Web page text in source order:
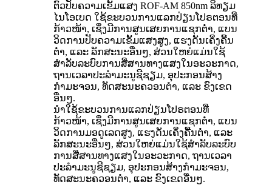
ຕົວປັບຄວາມເຂັ້ມແສງ ROF-AM 850nm ລິທຽມ
ໄນໂອເບດ ໃຊ້ຂະບວນການແລກປ່ຽນໂປຣຕອນທີ່
ກ້າວໜ້າ, ເຊິ່ງມີການສູນເສຍການແຊກຕໍ່າ, ແບນ
ວິດການປັບຄວາມເຂັ້ມແສງສູງ, ແຮງດັນເຄິ່ງຄື້ນ
ຕໍ່າ, ແລະ ລັກສະນະອື່ນໆ, ສ່ວນໃຫຍ່ແມ່ນໃຊ້
ສຳລັບລະບົບການສື່ສານທາງແສງໃນອະວະກາດ,
ຖານເວລາປະລໍາມະນູຊີຊຽມ, ອຸປະກອນສ້າງ
ກຳມະຈອນ, ທັດສະນະຄວອນຕຳ, ແລະ ຂົງເຂດ
ອື່ນໆ.
ນຳໃຊ້ຂະບວນການແລກປ່ຽນໂປຣຕອນທີ່
ກ້າວໜ້າ, ເຊິ່ງມີການສູນເສຍການແຊກຕໍ່າ, ແບນ
ວິດການມອດູເລດສູງ, ແຮງດັນເຄິ່ງຄື້ນຕໍ່າ, ແລະ
ລັກສະນະອື່ນໆ, ສ່ວນໃຫຍ່ແມ່ນໃຊ້ສຳລັບລະບົບ
ການສື່ສານທາງແສງໃນອະວະກາດ, ຖານເວລາ
ປະລໍາມະນູຊີຊຽມ, ອຸປະກອນສ້າງກຳມະຈອນ,
ທັດສະນະຄວອນຕຳ, ແລະ ຂົງເຂດອື່ນໆ.